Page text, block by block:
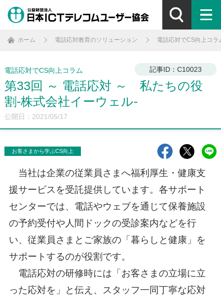
ホーム 電話応対教育のソリューション 電話応対でCS向上コラ
電話応対でCS向上コラム
第33回 ～ 電話応対 ～ 私たちの役
割-株式会社イーウェル-
記事ID：C10023
公開日：2021/05/17
お客さまから学ぶCS向上
当社は企業の従業員さまへ福利厚生・健康支
援サービスを受託提供しています。各サポート
センターでは、電話やウェブを通じて保養施設
の予約受付や人間ドックの受診案内などを行
い、従業員さまとご家族の「暮らしと健康」を
サポートするのが役割です。
電話応対の研修時には「お客さまの立場に立
った応対を」と伝え、スタッフ一同丁寧な応対